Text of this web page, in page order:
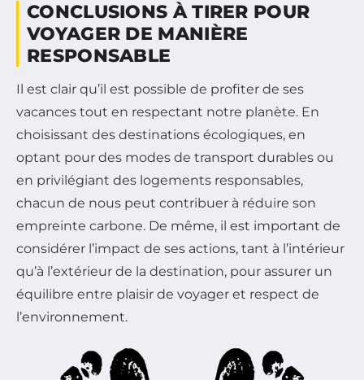
CONCLUSIONS À TIRER POUR
VOYAGER DE MANIÈRE
RESPONSABLE
Il est clair qu’il est possible de profiter de ses
vacances tout en respectant notre planète. En
choisissant des destinations écologiques, en
optant pour des modes de transport durables ou
en privilégiant des logements responsables,
chacun de nous peut contribuer à réduire son
empreinte carbone. De même, il est important de
considérer l’impact de ses actions, tant à l’intérieur
qu’à l’extérieur de la destination, pour assurer un
équilibre entre plaisir de voyager et respect de
l’environnement.